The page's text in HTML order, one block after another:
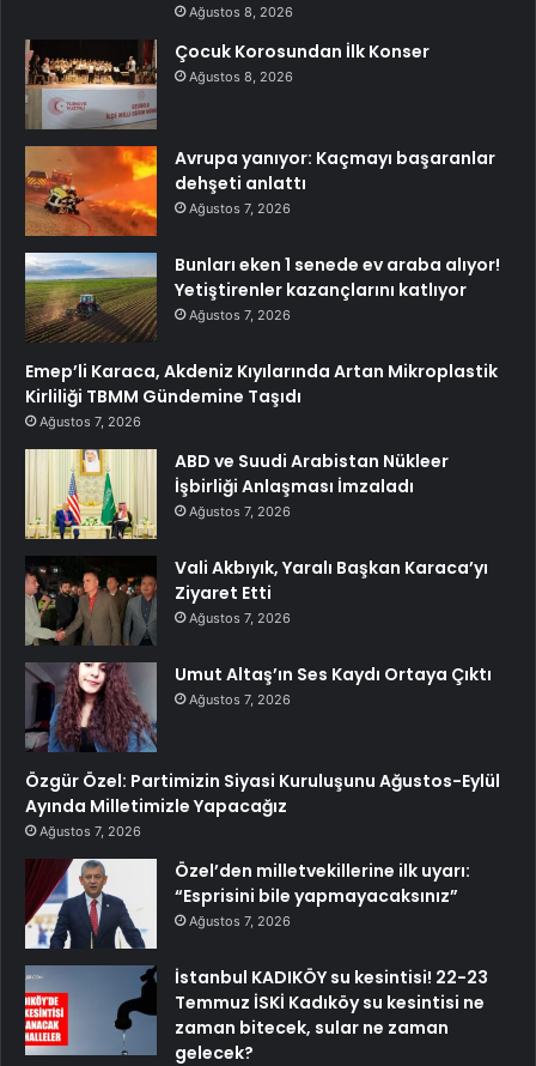
Ağustos 8, 2026
Çocuk Korosundan İlk Konser
Ağustos 8, 2026
Avrupa yanıyor: Kaçmayı başaranlar
dehşeti anlattı
Ağustos 7, 2026
Bunları eken 1 senede ev araba alıyor!
Yetiştirenler kazançlarını katlıyor
Ağustos 7, 2026
Emep’li Karaca, Akdeniz Kıyılarında Artan Mikroplastik
Kirliliği TBMM Gündemine Taşıdı
Ağustos 7, 2026
ABD ve Suudi Arabistan Nükleer
İşbirliği Anlaşması İmzaladı
Ağustos 7, 2026
Vali Akbıyık, Yaralı Başkan Karaca’yı
Ziyaret Etti
Ağustos 7, 2026
Umut Altaş’ın Ses Kaydı Ortaya Çıktı
Ağustos 7, 2026
Özgür Özel: Partimizin Siyasi Kuruluşunu Ağustos-Eylül
Ayında Milletimizle Yapacağız
Ağustos 7, 2026
Özel’den milletvekillerine ilk uyarı:
“Esprisini bile yapmayacaksınız”
Ağustos 7, 2026
İstanbul KADIKÖY su kesintisi! 22-23
Temmuz İSKİ Kadıköy su kesintisi ne
zaman bitecek, sular ne zaman
gelecek?